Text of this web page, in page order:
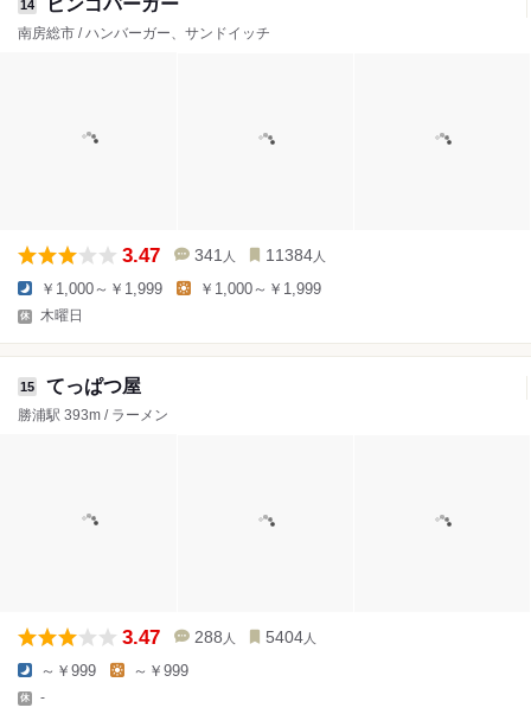
14 ビンゴバーガー
南房総市 / ハンバーガー、サンドイッチ
3.47 341 人 11384 人
￥1,000～￥1,999 ￥1,000～￥1,999
木曜日
15 てっぱつ屋
勝浦駅 393m / ラーメン
3.47 288 人 5404 人
～￥999 ～￥999
-